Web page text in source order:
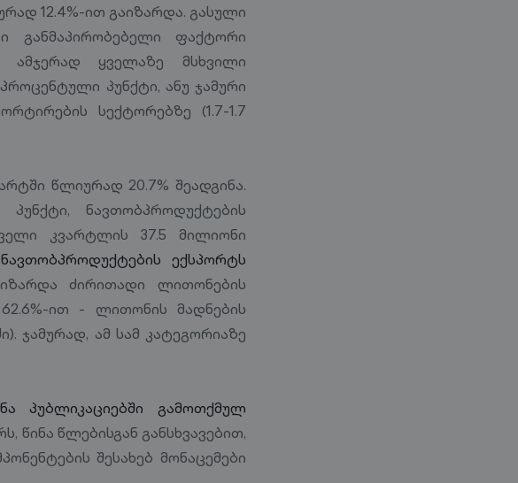
12.4%-ით გაიზარდა. გასული
განმაპირობებელი ფაქტორი
ამჯერად ყველაზე მსხვილი
პუნქტი, ანუ ჯამური
სექტორებზე (1.7-1.7
წლიურად 20.7% შეადგინა.
ნავთობპროდუქტების
კვარტლის 37.5 მილიონი
ნავთობპროდუქტების ექსპორტს
ძირითადი ლითონების
ით - ლითონის მადნების
ჯამურად, ამ სამ კატეგორიაზე
პუბლიკაციებში გამოთქმულ
წინა წლებისგან განსხვავებით,
შესახებ მონაცემები